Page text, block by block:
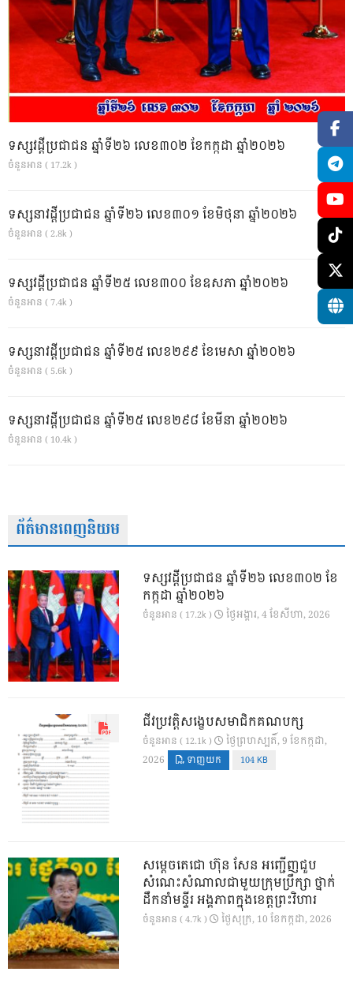
ទស្សវដ្តីប្រជាជន ឆ្នាំទី២៦ លេខ៣០២ ខែកក្កដា ឆ្នាំ២០២៦
ចំនួនអាន ( 17.2k )
ទស្សនាវដ្ដីប្រជាជន ឆ្នាំទី២៦ លេខ៣០១ ខែមិថុនា ឆ្នាំ២០២៦
ចំនួនអាន ( 2.8k )
ទស្សវដ្តីប្រជាជន ឆ្នាំទី២៥ លេខ៣០០ ខែឧសភា ឆ្នាំ២០២៦
ចំនួនអាន ( 7.4k )
ទស្សនាវដ្ដីប្រជាជន ឆ្នាំទី២៥ លេខ២៩៩ ខែមេសា ឆ្នាំ២០២៦
ចំនួនអាន ( 5.6k )
ទស្សនាវដ្ដីប្រជាជន ឆ្នាំទី២៥ លេខ២៩៨ ខែមីនា ឆ្នាំ២០២៦
ចំនួនអាន ( 10.4k )
ព័ត៌មានពេញនិយម
ទស្សវដ្តីប្រជាជន ឆ្នាំទី២៦ លេខ៣០២ ខែ
កក្កដា ឆ្នាំ២០២៦
ចំនួនអាន ( 17.2k ) ថ្ងៃ​អង្គារ, 4 ខែ​សីហា, 2026
ជីវប្រវត្តិសង្ខេបសមាជិកគណបក្ស
ចំនួនអាន ( 12.1k )
ថ្ងៃ​ព្រហស្បតិ៍, 9 ខែ​កក្កដា,
2026
ទាញយក 104 KB
សម្តេចតេជោ ហ៊ុន សែន អញ្ជើញជួប
សំណេះសំណាលជាមួយក្រុមប្រឹក្សា ថ្នាក់
ដឹកនាំមន្ទីរ អង្គភាពក្នុងខេត្តព្រះវិហារ
ចំនួនអាន ( 4.7k ) ថ្ងៃ​សុក្រ, 10 ខែ​កក្កដា, 2026